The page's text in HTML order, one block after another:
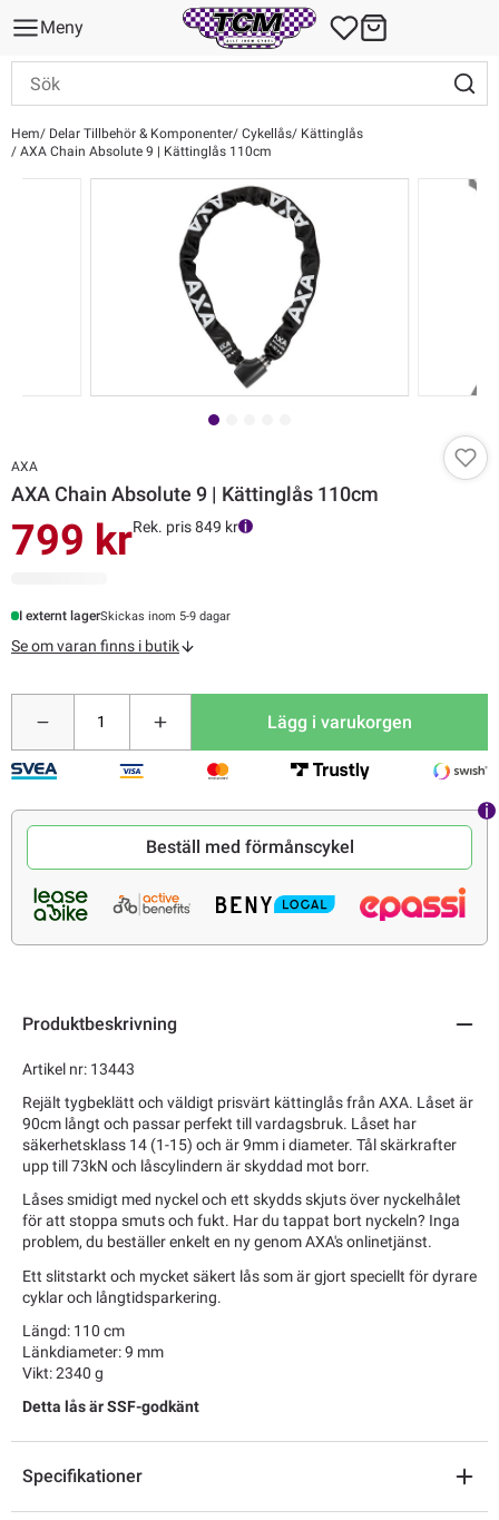
Meny
Hem Delar Tillbehör & Komponenter Cykellås
Kättinglås
AXA Chain Absolute 9 | Kättinglås 110cm
AXA
AXA Chain Absolute 9 | Kättinglås 110cm
799 krRek. pris 849 kr
I externt lagerSkickas inom 5-9 dagar
Se om varan finns i butik
Lägg i varukorgen
Beställ med förmånscykel
Produktbeskrivning
Artikel nr: 13443
Rejält tygbeklätt och väldigt prisvärt kättinglås från AXA. Låset är
90cm långt och passar perfekt till vardagsbruk. Låset har
säkerhetsklass 14 (1-15) och är 9mm i diameter. Tål skärkrafter
upp till 73kN och låscylindern är skyddad mot borr.
Låses smidigt med nyckel och ett skydds skjuts över nyckelhålet
för att stoppa smuts och fukt. Har du tappat bort nyckeln? Inga
problem, du beställer enkelt en ny genom AXA's onlinetjänst.
Ett slitstarkt och mycket säkert lås som är gjort speciellt för dyrare
cyklar och långtidsparkering.
Längd: 110 cm
Länkdiameter: 9 mm
Vikt: 2340 g
Detta lås är SSF-godkänt
Specifikationer